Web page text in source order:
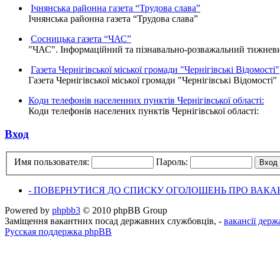
Ічнянська районна газета “Трудова слава”
Ічнянська районна газета “Трудова слава”
Сосницька газета “ЧАС”
"ЧАС". Інформаційний та пізнавально-розважальний
Газета Чернігівської міської громади "Чернігівські Відомості"
Газета Чернігівської міської громади "Чернігівські Відомості"
Коди телефонів населенних пунктів Чернігівської області:
Коди телефонів населених пунктів Чернігівської області:
Вход
Имя пользователя: Пароль:
- ПОВЕРНУТИСЯ ДО СПИСКУ ОГОЛОШЕНЬ ПРО
Powered by phpbb3 © 2010 phpBB Group
Заміщення вакантних посад державних службовців, - вакансії
Русская поддержка phpBB